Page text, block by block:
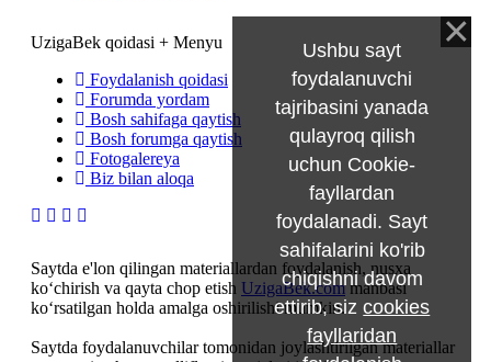
UzigaBek qoidasi + Menyu
Foydalanish qoidasi
Forumda yordam
Bosh sahifaga qaytish
Bosh forumga qaytish
Fotogalereya
Biz bilan aloqa
Saytda e'lon qilingan materiallardan foydalanish, nusxa
ko‘chirish va qayta chop etish UzigaBek.commanbasi
ko‘rsatilgan holda amalga oshirilishi mumkin.
Saytda foydalanuvchilar tomonidan joylashtirilgan materiallar
Ushbu sayt
foydalanuvchi
tajribasini yanada
qulayroq qilish
uchun Cookie-
fayllardan
foydalanadi. Sayt
sahifalarini ko'rib
chiqishni davom
ettirib, sizcookies
fayllaridan